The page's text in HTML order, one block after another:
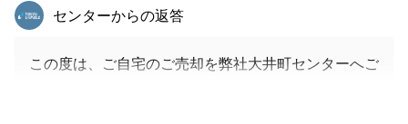
東急リバブル
センターからの返答
この度は、ご自宅のご売却を弊社大井町センターへご